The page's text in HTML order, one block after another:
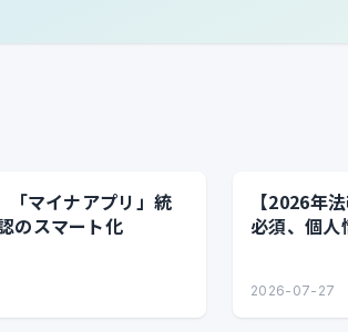
「マイナアプリ」統
のスマート化
【2026年
必須、個人
2026-07-27